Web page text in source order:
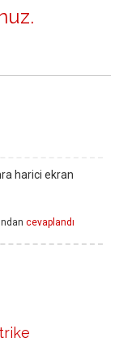
.
harici ekran
cevaplandı